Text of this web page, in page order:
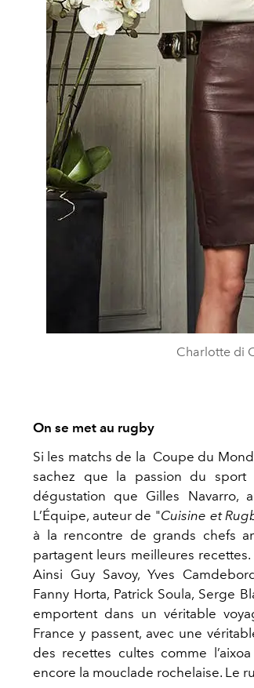
Charlotte di
On se met au rugby
Si les matchs de la Coupe du
sachez que la passion du sport
dégustation que Gilles Navarro,
L’Équipe, auteur de "Cuisine et
à la rencontre de grands chefs
partagent leurs meilleures
Ainsi Guy Savoy, Yves
Fanny Horta, Patrick Soula, Serge
emportent dans un véritable
France y passent, avec une
des recettes cultes comme
encore la mouclade rochelaise. Le